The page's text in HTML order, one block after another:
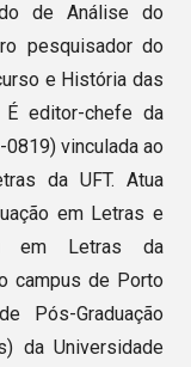
de Análise do
pesquisador do
e História das
É editor-chefe da
vinculada ao
da UFT. Atua
em Letras e
em Letras da
campus de Porto
Pós-Graduação
da Universidade